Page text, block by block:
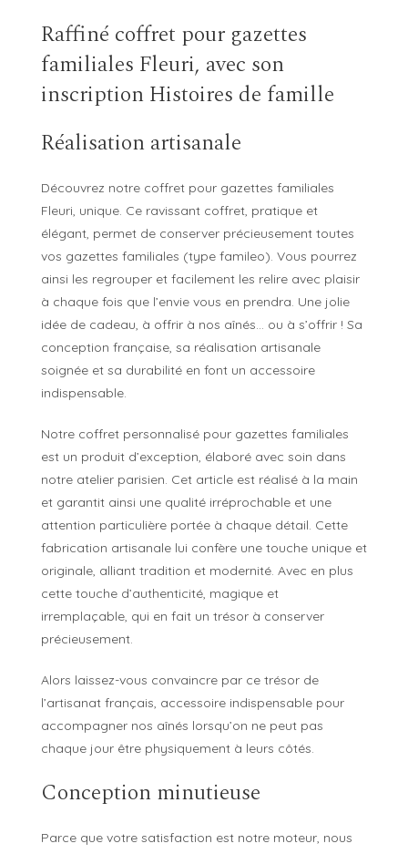
Raffiné coffret pour gazettes
familiales Fleuri, avec son
inscription Histoires de famille
Réalisation artisanale
Découvrez notre coffret pour gazettes familiales
Fleuri, unique. Ce ravissant coffret, pratique et
élégant, permet de conserver précieusement toutes
vos gazettes familiales (type famileo). Vous pourrez
ainsi les regrouper et facilement les relire avec plaisir
à chaque fois que l’envie vous en prendra. Une jolie
idée de cadeau, à offrir à nos aînés… ou à s’offrir ! Sa
conception française, sa réalisation artisanale
soignée et sa durabilité en font un accessoire
indispensable.
Notre coffret personnalisé pour gazettes familiales
est un produit d’exception, élaboré avec soin dans
notre atelier parisien. Cet article est réalisé à la main
et garantit ainsi une qualité irréprochable et une
attention particulière portée à chaque détail. Cette
fabrication artisanale lui confère une touche unique et
originale, alliant tradition et modernité. Avec en plus
cette touche d’authenticité, magique et
irremplaçable, qui en fait un trésor à conserver
précieusement.
Alors laissez-vous convaincre par ce trésor de
l’artisanat français, accessoire indispensable pour
accompagner nos aînés lorsqu’on ne peut pas
chaque jour être physiquement à leurs côtés.
Conception minutieuse
Parce que votre satisfaction est notre moteur, nous